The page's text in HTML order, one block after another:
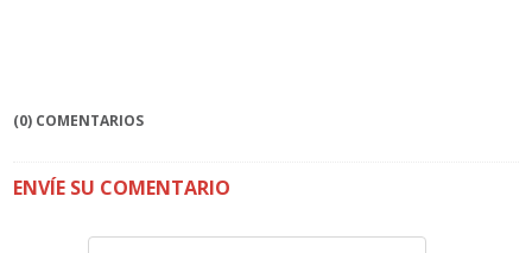
(0) COMENTARIOS
ENVÍE SU COMENTARIO